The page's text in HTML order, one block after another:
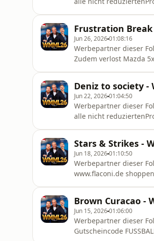
unter: https://
Frustration Break
Jun 26, 202601:08:16
Werbepartner dieser
Zudem verlost Mazda
⁠⁠www.mewa.de/rundum-
Deniz to society -
Jun 22, 202601:04:50
Werbepartner dieser
alle nicht
wuerstchen.de oder
Stars & Strikes -
Jun 18, 202601:10:50
Werbepartner dieser
www.flaconi.de
www.flaconi.ch
Brown Curacao -
Jun 15, 202601:06:00
Werbepartner dieser
Gutscheincode